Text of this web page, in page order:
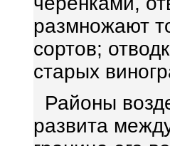
размножают
сортов;
старых
Районы
развита